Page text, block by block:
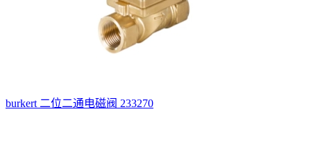
burkert 二位二通电磁阀 233270